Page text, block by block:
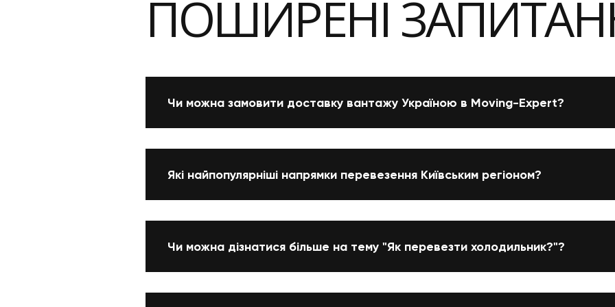
ПОШИРЕНІ
Чи можна замовити доставку вантажу Україною в Moving-Expert?
Які найпопулярніші напрямки перевезення Київським регіоном?
Чи можна дізнатися більше на тему "Як перевезти холодильник?"?